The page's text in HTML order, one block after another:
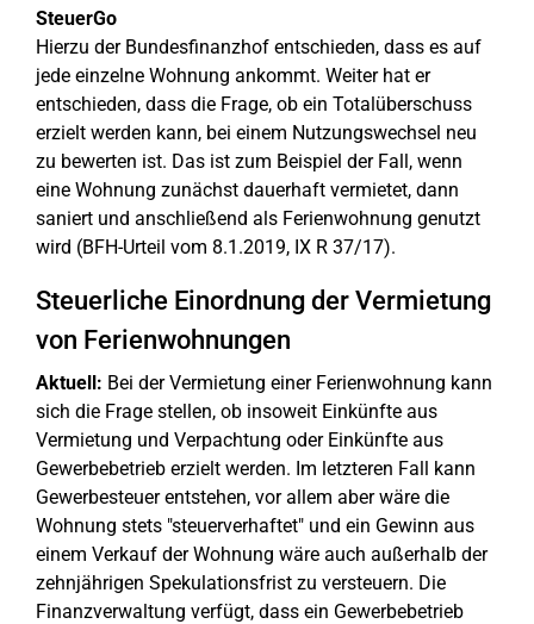
SteuerGo
Hierzu der Bundesfinanzhof entschieden, dass es auf
jede einzelne Wohnung ankommt. Weiter hat er
entschieden, dass die Frage, ob ein Totalüberschuss
erzielt werden kann, bei einem Nutzungswechsel neu
zu bewerten ist. Das ist zum Beispiel der Fall, wenn
eine Wohnung zunächst dauerhaft vermietet, dann
saniert und anschließend als Ferienwohnung genutzt
wird (BFH-Urteil vom 8.1.2019, IX R 37/17).
Steuerliche Einordnung der Vermietung
von Ferienwohnungen
Aktuell: Bei der Vermietung einer Ferienwohnung kann
sich die Frage stellen, ob insoweit Einkünfte aus
Vermietung und Verpachtung oder Einkünfte aus
Gewerbebetrieb erzielt werden. Im letzteren Fall kann
Gewerbesteuer entstehen, vor allem aber wäre die
Wohnung stets "steuerverhaftet" und ein Gewinn aus
einem Verkauf der Wohnung wäre auch außerhalb der
zehnjährigen Spekulationsfrist zu versteuern. Die
Finanzverwaltung verfügt, dass ein Gewerbebetrieb